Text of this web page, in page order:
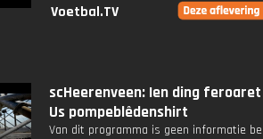
Voetbal.TV
scHeerenveen: Ien ding
Us pompeblêdenshirt
Van dit programma is geen informatie